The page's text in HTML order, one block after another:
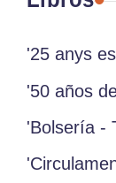
'25 anys
'50 años
'Bolsería -